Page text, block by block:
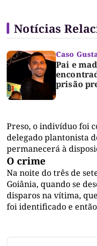
Notícias
Caso
Pai e
prisão
Preso, o indivíduo foi
delegado plantonista
permanecerá à
O crime
Na noite do três de
Goiânia, quando se
disparos na vítima,
foi identificado e